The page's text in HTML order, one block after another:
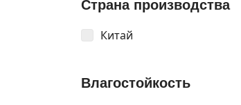
Страна производства
Китай
Влагостойкость